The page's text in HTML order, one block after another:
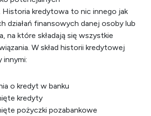
kredytowa to nic innego jak
działań finansowych danej osoby lub
na które składają się wszystkie
W skład historii kredytowej
innymi:
o kredyt w banku
kredyty
pożyczki pozabankowe